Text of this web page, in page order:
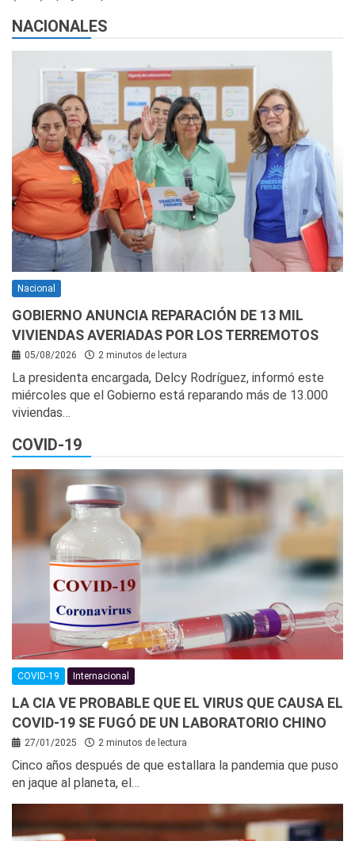
NACIONALES
Nacional
GOBIERNO ANUNCIA REPARACIÓN DE 13 MIL
VIVIENDAS AVERIADAS POR LOS TERREMOTOS
05/08/2026 2 minutos de lectura
La presidenta encargada, Delcy Rodríguez, informó este
miércoles que el Gobierno está reparando más de 13.000
viviendas…
COVID-19
COVID-19 Internacional
LA CIA VE PROBABLE QUE EL VIRUS QUE CAUSA EL
COVID-19 SE FUGÓ DE UN LABORATORIO CHINO
27/01/2025 2 minutos de lectura
Cinco años después de que estallara la pandemia que puso
en jaque al planeta, el…